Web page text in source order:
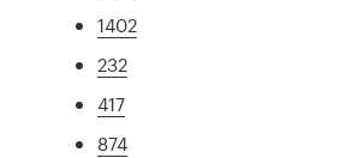
1402
232
417
874